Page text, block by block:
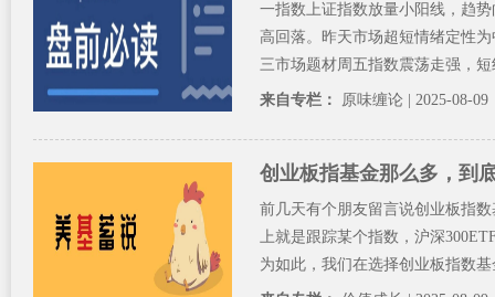
一指数上证指数放量小阳线，趋
高回落。昨天市场超短情绪定性
三市场题材周五指数震荡走强，
来自专栏： 原味缠论 | 2025-08-09
创业板指基金那么多，到
前几天有个朋友留言说创业板指
上就是跟踪某个指数，沪深
为如此，我们在选择创业板指数